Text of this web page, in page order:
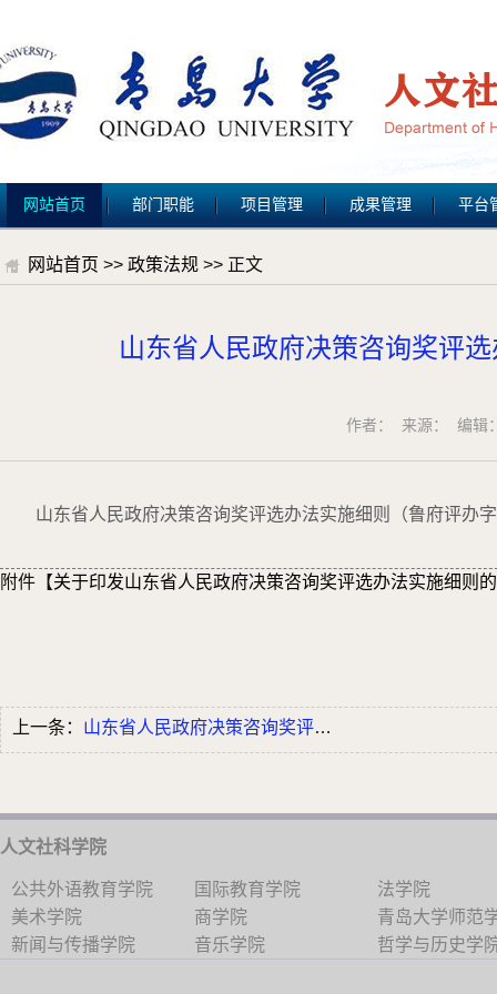
网站首页 部门职能 项目管理 成果管理 平台
网站首页 >> 政策法规 >> 正文
山东省人民政府决策咨询奖评
作者： 来源： 编
山东省人民政府决策咨询奖评选办法实施细则（鲁府评办
附件【关于印发山东省人民政府决策咨询奖评选办法实施细则
上一条： 山东省人民政府决策咨询奖评选办法
人文社科学院
公共外语教育学院 国际教育学院
法学院
美术学院
商学院
青岛大学师范
新闻与传播学院
音乐学院 哲学与历史学